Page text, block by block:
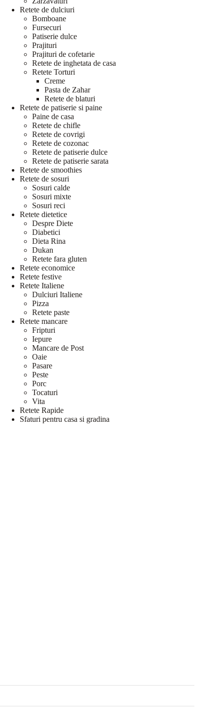
Retete de dulciuri
Bomboane
Fursecuri
Patiserie dulce
Prajituri
Prajituri de cofetarie
Retete de inghetata de casa
Retete Torturi
Creme
Pasta de Zahar
Retete de blaturi
Retete de patiserie si paine
Paine de casa
Retete de chifle
Retete de covrigi
Retete de cozonac
Retete de patiserie dulce
Retete de patiserie sarata
Retete de smoothies
Retete de sosuri
Sosuri calde
Sosuri mixte
Sosuri reci
Retete dietetice
Despre Diete
Diabetici
Dieta Rina
Dukan
Retete fara gluten
Retete economice
Retete festive
Retete Italiene
Dulciuri Italiene
Pizza
Retete paste
Retete mancare
Fripturi
Iepure
Mancare de Post
Oaie
Pasare
Peste
Porc
Tocaturi
Vita
Retete Rapide
Sfaturi pentru casa si gradina